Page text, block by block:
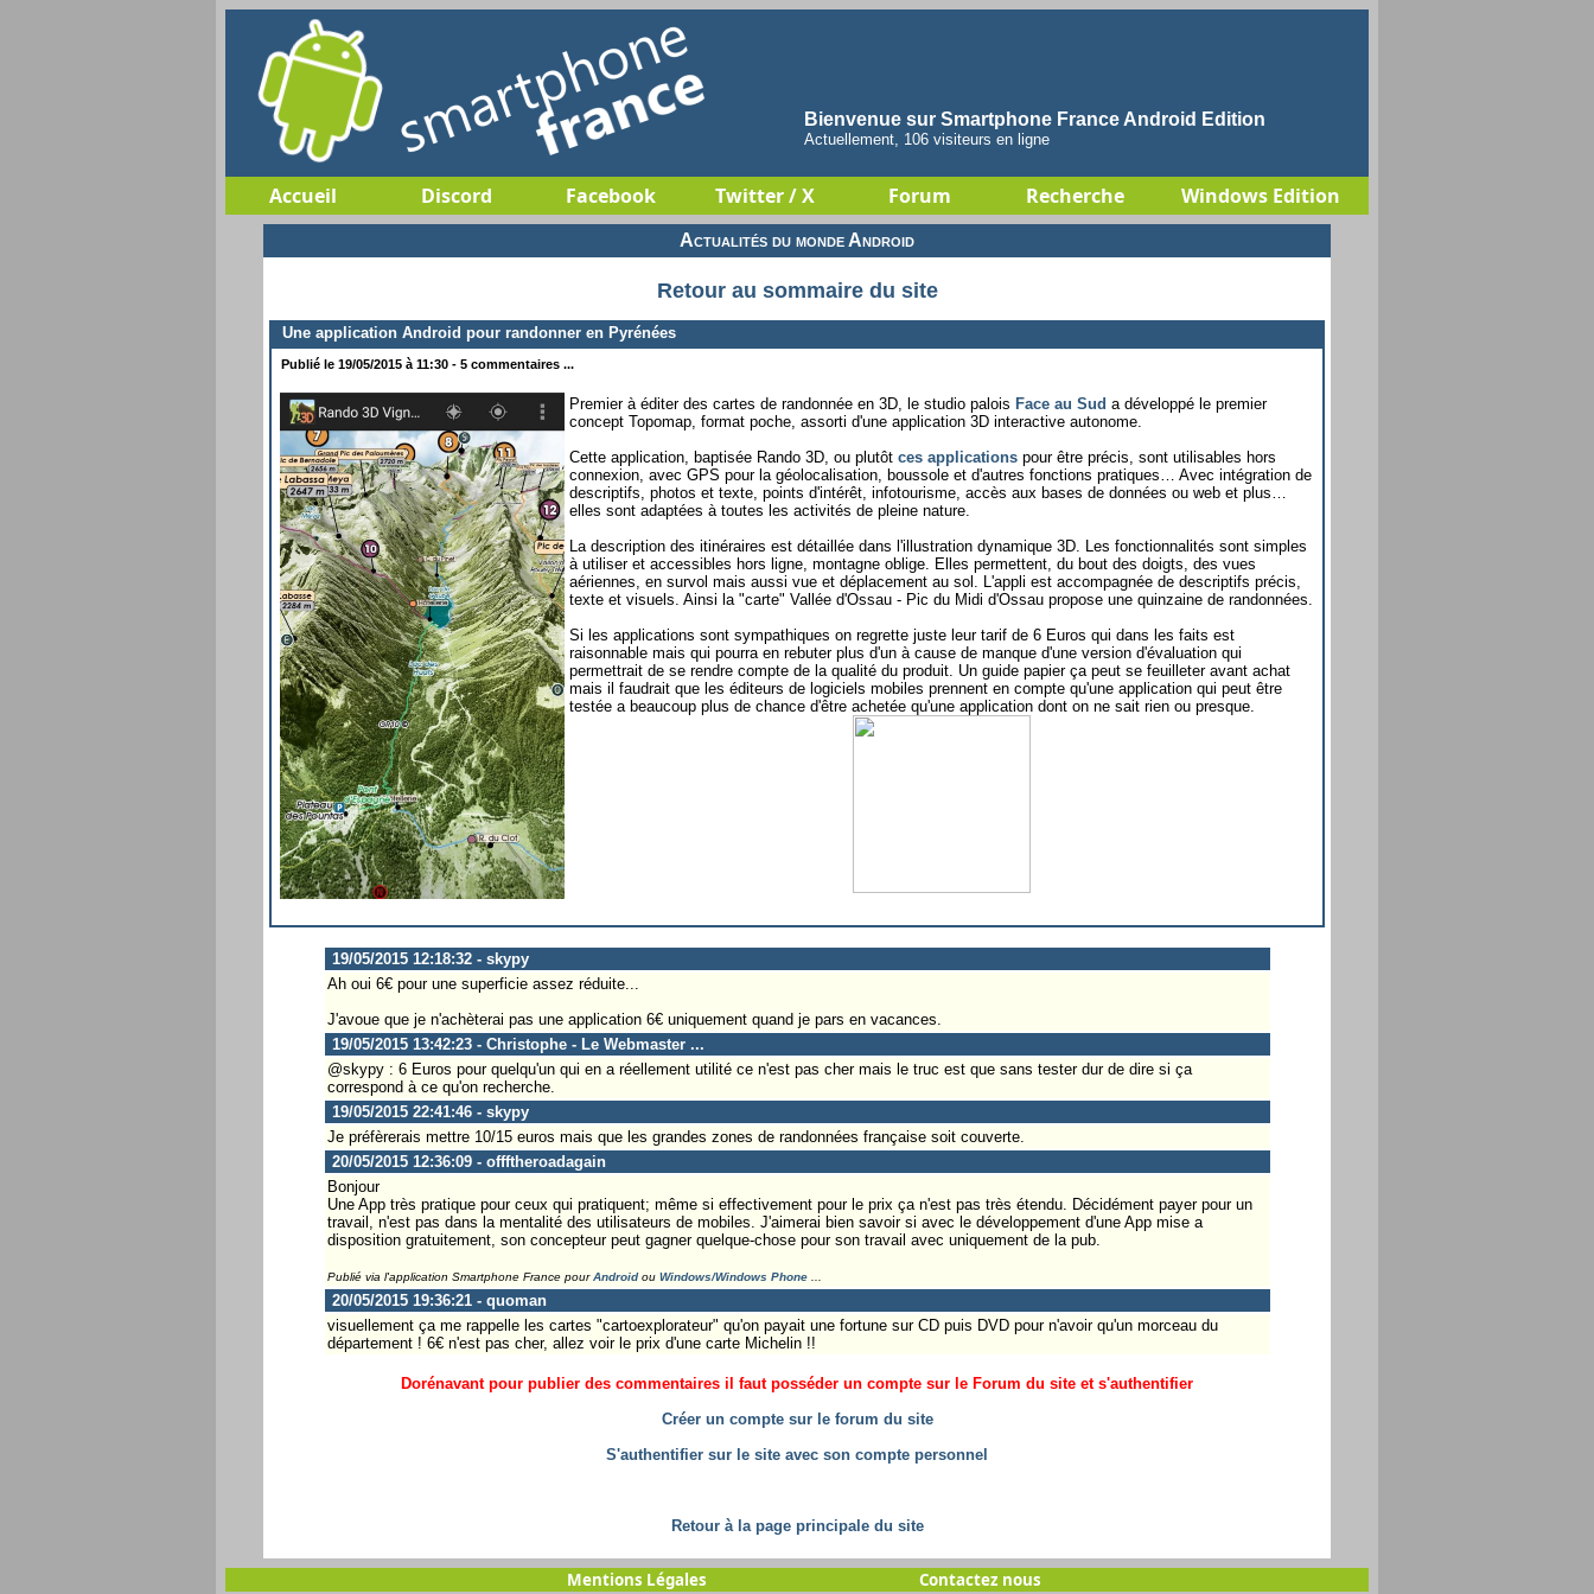
Bienvenue sur Smartphone France Android Edition
Actuellement, 106 visiteurs en ligne
Accueil Discord Facebook Twitter / X Forum Recherche Windows Edition
Actualités du monde Android
Retour au sommaire du site
Une application Android pour randonner en Pyrénées
Publié le 19/05/2015 à 11:30 - 5 commentaires ...
Premier à éditer des cartes de randonnée en 3D, le studio palois Face au Sud a développé le premier
concept Topomap, format poche, assorti d'une application 3D interactive autonome.
Cette application, baptisée Rando 3D, ou plutôt ces applications pour être précis, sont utilisables hors
connexion, avec GPS pour la géolocalisation, boussole et d'autres fonctions pratiques… Avec intégration de
descriptifs, photos et texte, points d'intérêt, infotourisme, accès aux bases de données ou web et plus…
elles sont adaptées à toutes les activités de pleine nature.
La description des itinéraires est détaillée dans l'illustration dynamique 3D. Les fonctionnalités sont simples
à utiliser et accessibles hors ligne, montagne oblige. Elles permettent, du bout des doigts, des vues
aériennes, en survol mais aussi vue et déplacement au sol. L'appli est accompagnée de descriptifs précis,
texte et visuels. Ainsi la "carte" Vallée d'Ossau - Pic du Midi d'Ossau propose une quinzaine de randonnées.
Si les applications sont sympathiques on regrette juste leur tarif de 6 Euros qui dans les faits est
raisonnable mais qui pourra en rebuter plus d'un à cause de manque d'une version d'évaluation qui
permettrait de se rendre compte de la qualité du produit. Un guide papier ça peut se feuilleter avant achat
mais il faudrait que les éditeurs de logiciels mobiles prennent en compte qu'une application qui peut être
testée a beaucoup plus de chance d'être achetée qu'une application dont on ne sait rien ou presque.
19/05/2015 12:18:32 - skypy
Ah oui 6€ pour une superficie assez réduite...
J'avoue que je n'achèterai pas une application 6€ uniquement quand je pars en vacances.
19/05/2015 13:42:23 - Christophe - Le Webmaster ...
@skypy : 6 Euros pour quelqu'un qui en a réellement utilité ce n'est pas cher mais le truc est que sans tester dur de dire si ça
correspond à ce qu'on recherche.
19/05/2015 22:41:46 - skypy
Je préfèrerais mettre 10/15 euros mais que les grandes zones de randonnées française soit couverte.
20/05/2015 12:36:09 - offftheroadagain
Bonjour
Une App très pratique pour ceux qui pratiquent; même si effectivement pour le prix ça n'est pas très étendu. Décidément payer pour un
travail, n'est pas dans la mentalité des utilisateurs de mobiles. J'aimerai bien savoir si avec le développement d'une App mise a
disposition gratuitement, son concepteur peut gagner quelque-chose pour son travail avec uniquement de la pub.
Publié via l'application Smartphone France pourAndroidou Windows/Windows Phone...
20/05/2015 19:36:21 - quoman
visuellement ça me rappelle les cartes "cartoexplorateur" qu'on payait une fortune sur CD puis DVD pour n'avoir qu'un morceau du
département ! 6€ n'est pas cher, allez voir le prix d'une carte Michelin !!
Dorénavant pour publier des commentaires il faut posséder un compte sur le Forum du site et s'authentifier
Créer un compte sur le forum du site
S'authentifier sur le site avec son compte personnel
Retour à la page principale du site
Mentions Légales Contactez nous